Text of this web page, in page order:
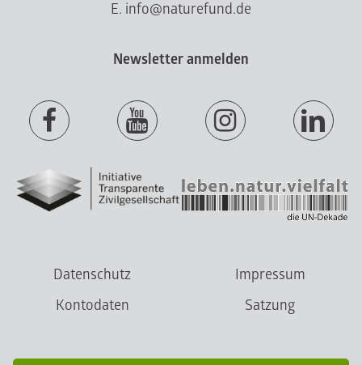
E. info@naturefund.de
Newsletter anmelden
Datenschutz
Impressum
Kontodaten
Satzung